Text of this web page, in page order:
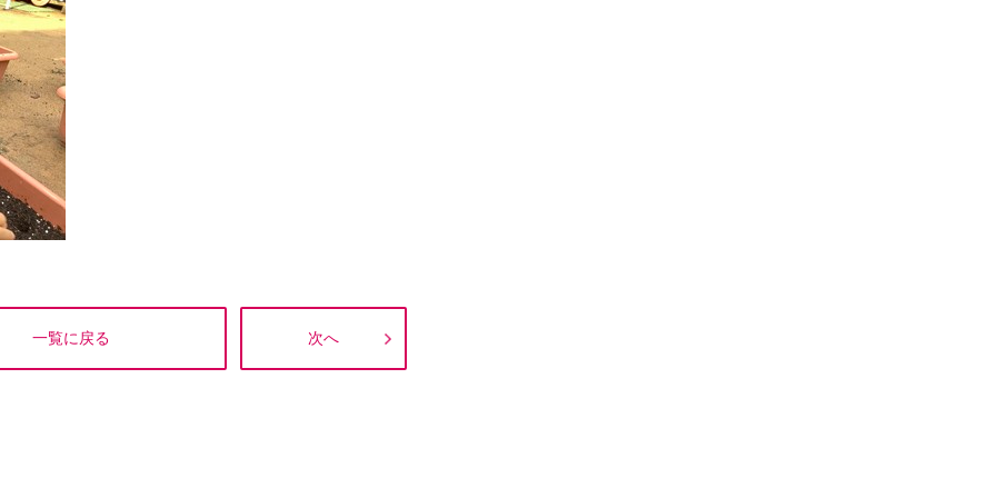
一覧に戻る 次へ